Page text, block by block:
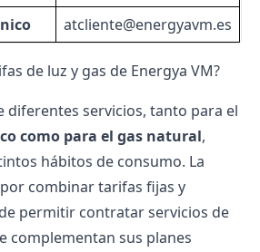
atcliente@energyavm.es
de luz y gas de Energya VM?
diferentes servicios, tanto para el
como para el gas natural,
hábitos de consumo. La
combinar tarifas fijas y
permitir contratar servicios de
complementan sus planes